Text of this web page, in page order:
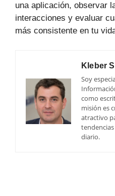
una aplicación, observar
interacciones y evaluar
más consistente en tu
Kleber
Soy
como
misión es
atractivo
diario.